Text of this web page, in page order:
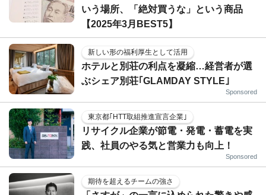
いう場所、「絶対買うな」という商品
【2025年3月BEST5】
新しい形の福利厚生として活用
ホテルと別荘の利点を凝縮…経営者が選
ぶシェア別荘｢GLAMDAY STYLE｣
Sponsored
東京都｢HTT取組推進宣言企業｣
リサイクル企業が節電・発電・蓄電を実
践、社員のやる気と営業力も向上！
Sponsored
期待を超えるチームの強さ